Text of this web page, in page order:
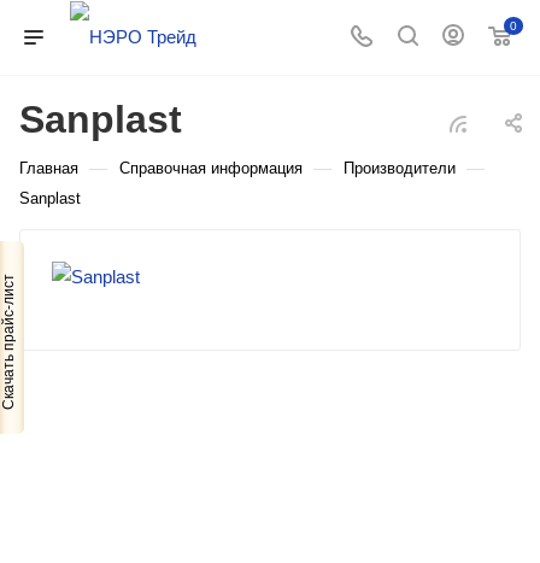
0
Sanplast
Главная — Справочная информация — Производители —
Sanplast
Скачать прайс-лист